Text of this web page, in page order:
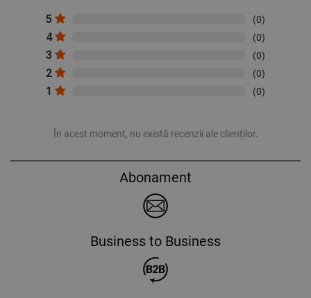
5 (0)
4 (0)
3 (0)
2 (0)
1 (0)
În acest moment, nu există recenzii ale clienților.
Abonament
Business to Business